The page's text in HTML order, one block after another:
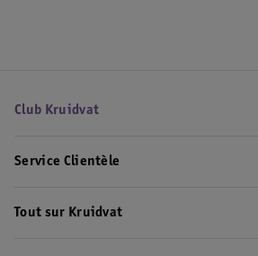
Club Kruidvat
Service Clientèle
Tout sur Kruidvat